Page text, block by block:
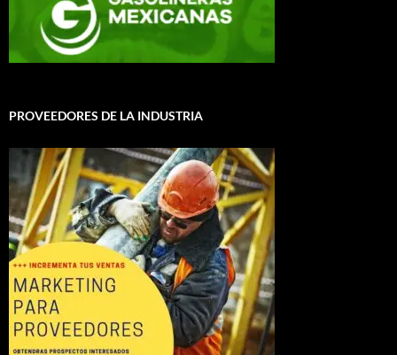
PROVEEDORES DE LA INDUSTRIA